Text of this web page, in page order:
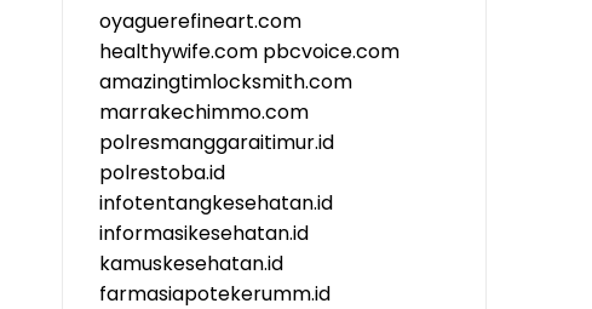
oyaguerefineart.com
healthywife.com pbcvoice.com
amazingtimlocksmith.com
marrakechimmo.com
polresmanggaraitimur.id
polrestoba.id
infotentangkesehatan.id
informasikesehatan.id
kamuskesehatan.id
farmasiapotekerumm.id